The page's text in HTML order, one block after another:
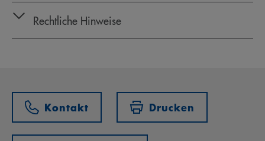
Rechtliche Hinweise
Kontakt Drucken